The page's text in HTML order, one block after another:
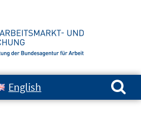
English
Suchen nach: